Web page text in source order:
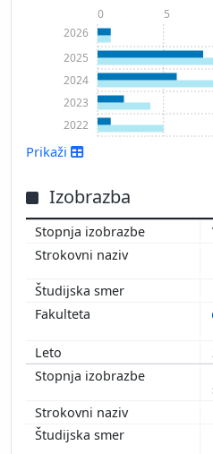
2022
2023
2024
2025
2026
0 5
Prikaži
Izobrazba